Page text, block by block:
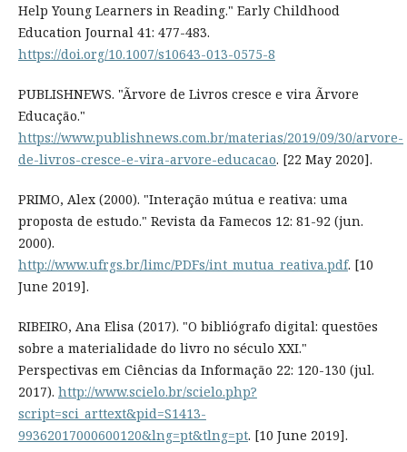
Help Young Learners in Reading." Early Childhood
Education Journal 41: 477-483.
https://doi.org/10.1007/s10643-013-0575-8
PUBLISHNEWS. "Ãrvore de Livros cresce e vira Ãrvore
Educação."
https://www.publishnews.com.br/materias/2019/09/30/arvore-
de-livros-cresce-e-vira-arvore-educacao. [22 May 2020].
PRIMO, Alex (2000). "Interação mútua e reativa: uma
proposta de estudo." Revista da Famecos 12: 81-92 (jun.
2000).
http://www.ufrgs.br/limc/PDFs/int_mutua_reativa.pdf. [10
June 2019].
RIBEIRO, Ana Elisa (2017). "O bibliógrafo digital: questões
sobre a materialidade do livro no século XXI."
Perspectivas em Ciências da Informação 22: 120-130 (jul.
2017). http://www.scielo.br/scielo.php?
script=sci_arttext&pid=S1413-
99362017000600120&lng=pt&tlng=pt. [10 June 2019].